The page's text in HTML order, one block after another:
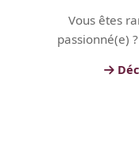
Vous êtes
passionné(e)